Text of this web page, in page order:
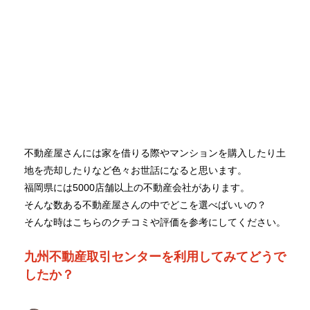
不動産屋さんには家を借りる際やマンションを購入したり土
地を売却したりなど色々お世話になると思います。
福岡県には5000店舗以上の不動産会社があります。
そんな数ある不動産屋さんの中でどこを選べばいいの？
そんな時はこちらのクチコミや評価を参考にしてください。
九州不動産取引センターを利用してみてどうで
したか？